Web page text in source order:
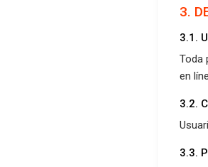
3.
3.1.
Toda
en
3.2.
3.3.